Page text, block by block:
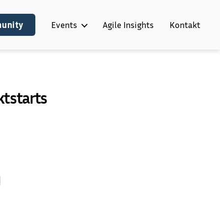
Events Agile Insights Kontakt